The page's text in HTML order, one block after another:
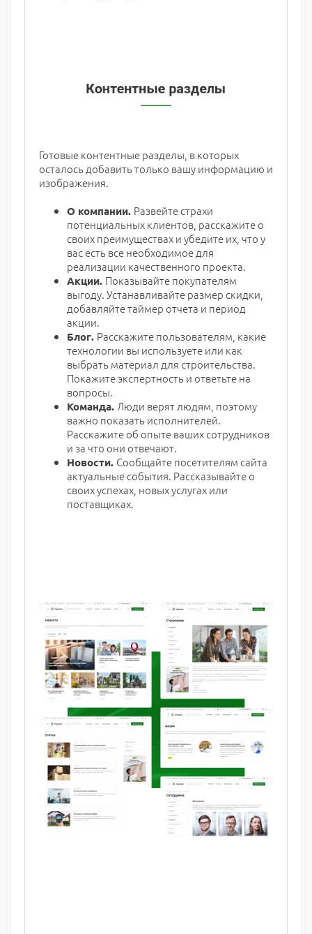
Готовые контентные разделы, в которых
осталось добавить только вашу информацию и
изображения.
О компании. Развейте страхи
потенциальных клиентов, расскажите о
своих преимуществах и убедите их, что у
вас есть все необходимое для
реализации качественного проекта.
Акции. Показывайте покупателям
выгоду. Устанавливайте размер скидки,
добавляйте таймер отчета и период
акции.
Блог. Расскажите пользователям, какие
технологии вы используете или как
выбрать материал для строительства.
Покажите экспертность и ответьте на
вопросы.
Команда. Люди верят людям, поэтому
важно показать исполнителей.
Расскажите об опыте ваших сотрудников
и за что они отвечают.
Новости. Сообщайте посетителям сайта
актуальные события. Рассказывайте о
своих успехах, новых услугах или
поставщиках.